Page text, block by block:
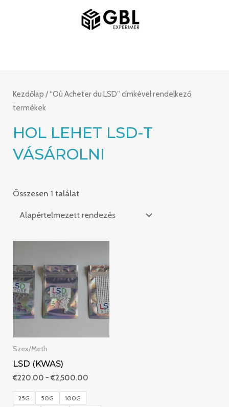
FŐMENÜ
Kezdőlap / “Où Acheter du LSD” címkével rendelkező
termékek
HOL LEHET LSD-T
VÁSÁROLNI
Összesen 1 találat
Szex/Meth
LSD (KWAS)
€220.00 - €2,500.00
-
€2,500.00
25G 50G
100G